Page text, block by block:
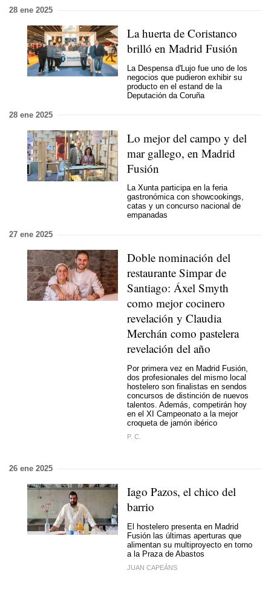
28 ene 2025
La huerta de Coristanco
brilló en Madrid Fusión
La Despensa d'Lujo fue uno de los
negocios que pudieron exhibir su
producto en el estand de la
Deputación da Coruña
28 ene 2025
Lo mejor del campo y del
mar gallego, en Madrid
Fusión
La Xunta participa en la feria
gastronómica con showcookings,
catas y un concurso nacional de
empanadas
27 ene 2025
Doble nominación del
restaurante Simpar de
Santiago: Áxel Smyth
como mejor cocinero
revelación y Claudia
Merchán como pastelera
revelación del año
Por primera vez en Madrid Fusión,
dos profesionales del mismo local
hostelero son finalistas en sendos
concursos de distinción de nuevos
talentos. Además, competirán hoy
en el XI Campeonato a la mejor
croqueta de jamón ibérico
P. C.
26 ene 2025
Iago Pazos, el chico del
barrio
El hostelero presenta en Madrid
Fusión las últimas aperturas que
alimentan su multiproyecto en torno
a la Praza de Abastos
JUAN CAPEÁNS